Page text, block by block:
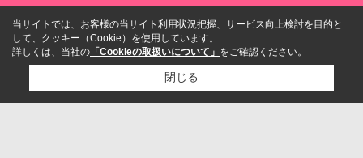
当サイトでは、お客様の当サイト利用状況把握、サービス向上検討を目的と
して、クッキー（Cookie）を使用しています。
詳しくは、当社の 「Cookieの取扱いについて」 をご確認ください。
閉じる